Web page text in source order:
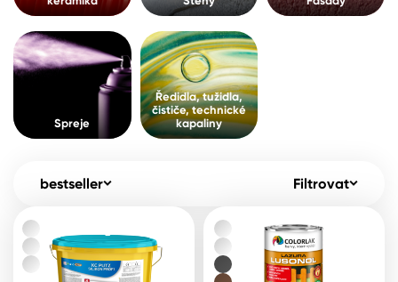
Pro akcionáře O společnosti
Kontakty
+420 800 145 555
Česko
Slovensko Polsko
Spreje
Ředidla, tužidla, čističe, technické
kapaliny
Spreje
Ředidla, tužidla,
čističe, technické
kapaliny
bestseller Filtrovat